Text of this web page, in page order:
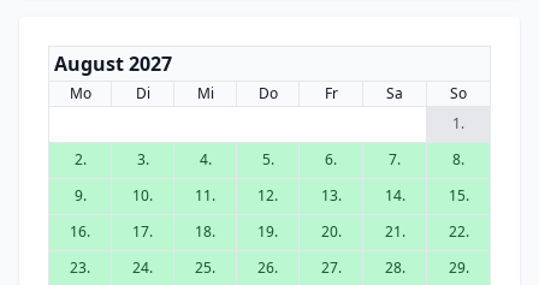
August 2027
Mo Di Mi Do Fr Sa
So
1.
2.
3. 4. 5. 6. 7.
8.
9.
10. 11. 12. 13. 14.
15.
16.
17. 18. 19. 20. 21.
22.
23.
24. 25. 26. 27. 28.
29.